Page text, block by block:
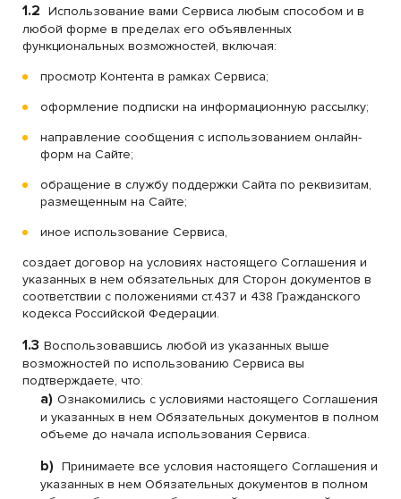
1.2 Использование вами Сервиса любым способом и в
любой форме в пределах его объявленных
функциональных возможностей, включая:
просмотр Контента в рамках Сервиса;
оформление подписки на информационную рассылку;
направление сообщения с использованием онлайн-
форм на Сайте;
обращение в службу поддержки Сайта по реквизитам,
размещенным на Сайте;
иное использование Сервиса,
создает договор на условиях настоящего Соглашения и
указанных в нем обязательных для Сторон документов в
соответствии с положениями ст.437 и 438 Гражданского
кодекса Российской Федерации.
1.3 Воспользовавшись любой из указанных выше
возможностей по использованию Сервиса вы
подтверждаете, что:
a) Ознакомились с условиями настоящего Соглашения
и указанных в нем Обязательных документов в полном
объеме до начала использования Сервиса.
b) Принимаете все условия настоящего Соглашения и
указанных в нем Обязательных документов в полном